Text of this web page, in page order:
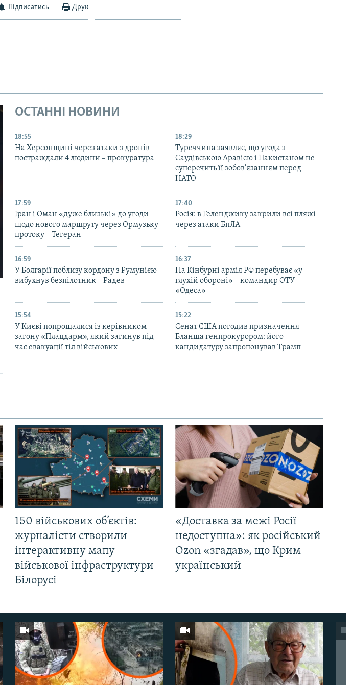
Підписатись Друк
ОСТАННІ НОВИНИ
18:55
На Херсонщині через атаки з дронів
постраждали 4 людини – прокуратура
18:29
Туреччина заявляє, що угода з
Саудівською Аравією і Пакистаном не
суперечить її зобов’язанням перед
НАТО
17:59
Іран і Оман «дуже близькі» до угоди
щодо нового маршруту через Ормузьку
протоку – Тегеран
17:40
Росія: в Геленджику закрили всі пляжі
через атаки БпЛА
16:59
У Болгарії поблизу кордону з Румунією
вибухнув безпілотник – Радев
16:37
На Кінбурні армія РФ перебуває «у
глухій обороні» – командир ОТУ
«Одеса»
15:54
У Києві попрощалися із керівником
загону «Плацдарм», який загинув під
час евакуації тіл військових
15:22
Сенат США погодив призначення
Бланша генпрокурором: його
кандидатуру запропонував Трамп
150 військових об’єктів:
журналісти створили
інтерактивну мапу
військової інфраструктури
Білорусі
«Доставка за межі Росії
недоступна»: як російський
Ozon «згадав», що Крим
український